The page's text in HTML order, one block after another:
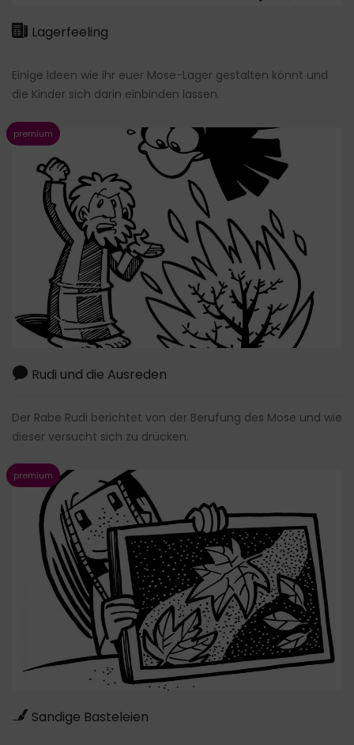
Lagerfeeling
Einige Ideen wie ihr euer Mose-Lager gestalten könnt und
die Kinder sich darin einbinden lassen.
Rudi und die Ausreden
Der Rabe Rudi berichtet von der Berufung des Mose und wie
dieser versucht sich zu drücken.
Sandige Basteleien